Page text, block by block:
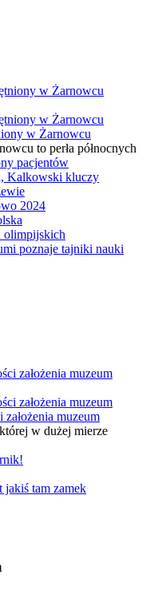
w Żarnowcu
to perła północnych
pacjentów
Kalkowski kluczy
2024
olimpijskich
poznaje tajniki nauki
muzeum
w dużej mierze
jakiś tam zamek